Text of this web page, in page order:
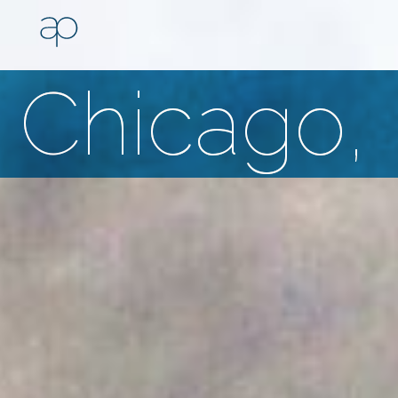
Chicago,